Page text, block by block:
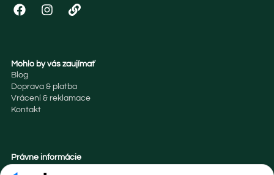
Mohlo by vás zaujímať
Blog
Doprava & platba
Vrácení & reklamace
Kontakt
Právne informácie